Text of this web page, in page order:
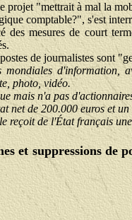
projet "mettrait à mal la
comptable?", s'est
des mesures de court
de journalistes sont
mondiales
photo, vidéo.
mais n'a pas
net de 200.000 euros et
reçoit de l'État français
et suppressions de